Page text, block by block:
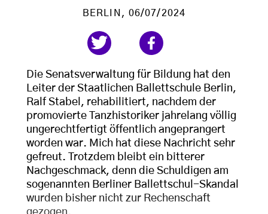
BERLIN , 06/07/2024
Die Senatsverwaltung für Bildung hat den
Leiter der Staatlichen Ballettschule Berlin,
Ralf Stabel, rehabilitiert, nachdem der
promovierte Tanzhistoriker jahrelang völlig
ungerechtfertigt öffentlich angeprangert
worden war. Mich hat diese Nachricht sehr
gefreut. Trotzdem bleibt ein bitterer
Nachgeschmack, denn die Schuldigen am
sogenannten Berliner Ballettschul-Skandal
wurden bisher nicht zur Rechenschaft